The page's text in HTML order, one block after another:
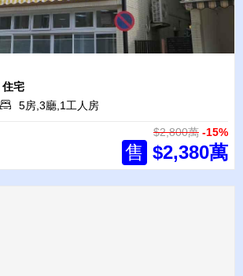
住宅
5房,3廳,1工人房
$2,800萬 -15%
售 $2,380萬